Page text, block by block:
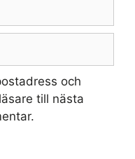
och
till nästa